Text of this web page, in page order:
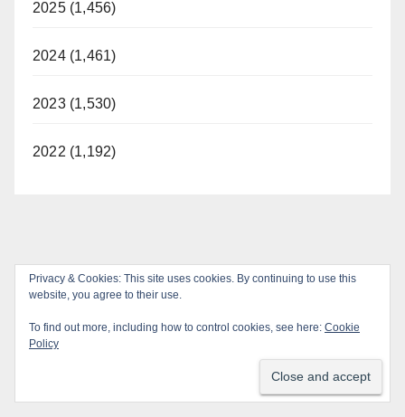
2025 (1,456)
2024 (1,461)
2023 (1,530)
2022 (1,192)
Privacy & Cookies: This site uses cookies. By continuing to use this
website, you agree to their use.
To find out more, including how to control cookies, see here: Cookie
Policy